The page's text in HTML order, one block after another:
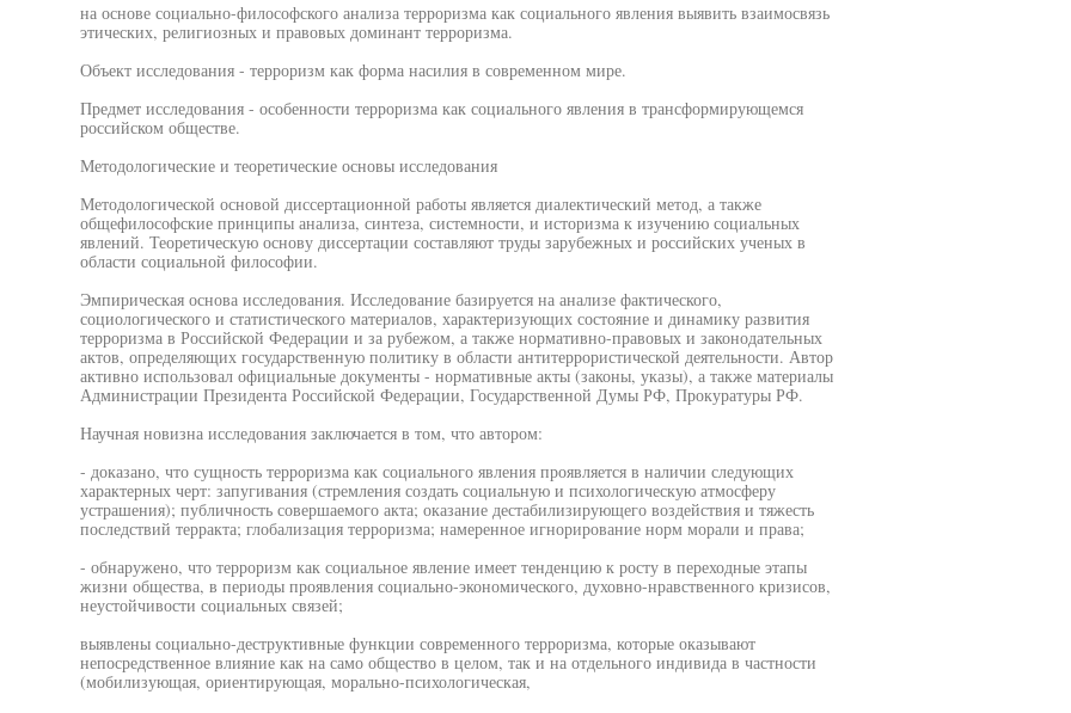
на основе социально-философского анализа терроризма как социального явления выявить взаимосвязь
этических, религиозных и правовых доминант терроризма.
Объект исследования - терроризм как форма насилия в современном мире.
Предмет исследования - особенности терроризма как социального явления в трансформирующемся
российском обществе.
Методологические и теоретические основы исследования
Методологической основой диссертационной работы является диалектический метод, а также
общефилософские принципы анализа, синтеза, системности, и историзма к изучению социальных
явлений. Теоретическую основу диссертации составляют труды зарубежных и российских ученых в
области социальной философии.
Эмпирическая основа исследования. Исследование базируется на анализе фактического,
социологического и статистического материалов, характеризующих состояние и динамику развития
терроризма в Российской Федерации и за рубежом, а также нормативно-правовых и законодательных
актов, определяющих государственную политику в области антитеррористической деятельности. Автор
активно использовал официальные документы - нормативные акты (законы, указы), а также материалы
Администрации Президента Российской Федерации, Государственной Думы РФ, Прокуратуры РФ.
Научная новизна исследования заключается в том, что автором:
- доказано, что сущность терроризма как социального явления проявляется в наличии следующих
характерных черт: запугивания (стремления создать социальную и психологическую атмосферу
устрашения); публичность совершаемого акта; оказание дестабилизирующего воздействия и тяжесть
последствий терракта; глобализация терроризма; намеренное игнорирование норм морали и права;
- обнаружено, что терроризм как социальное явление имеет тенденцию к росту в переходные этапы
жизни общества, в периоды проявления социально-экономического, духовно-нравственного кризисов,
неустойчивости социальных связей;
выявлены социально-деструктивные функции современного терроризма, которые оказывают
непосредственное влияние как на само общество в целом, так и на отдельного индивида в частности
(мобилизующая, ориентирующая, морально-психологическая,